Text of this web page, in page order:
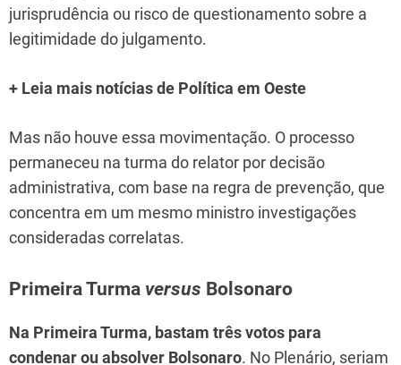
jurisprudência ou risco de questionamento sobre a
legitimidade do julgamento.
+ Leia mais notícias de Política em Oeste
Mas não houve essa movimentação. O processo
permaneceu na turma do relator por decisão
administrativa, com base na regra de prevenção, que
concentra em um mesmo ministro investigações
consideradas correlatas.
Primeira Turma versus Bolsonaro
Na Primeira Turma, bastam três votos para
condenar ou absolver Bolsonaro. No Plenário, seriam